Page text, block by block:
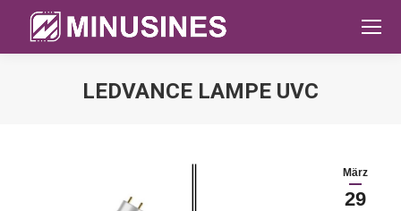
LEDVANCE LAMPE UVC
März
29